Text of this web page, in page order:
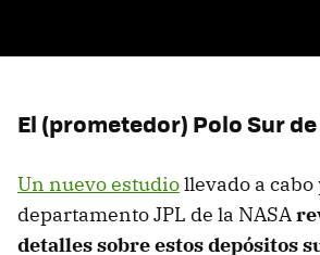
El (prometedor) Polo Sur
Un nuevo estudiollevado a cabo
departamento JPL de la NASA
detalles sobre estos depósitos